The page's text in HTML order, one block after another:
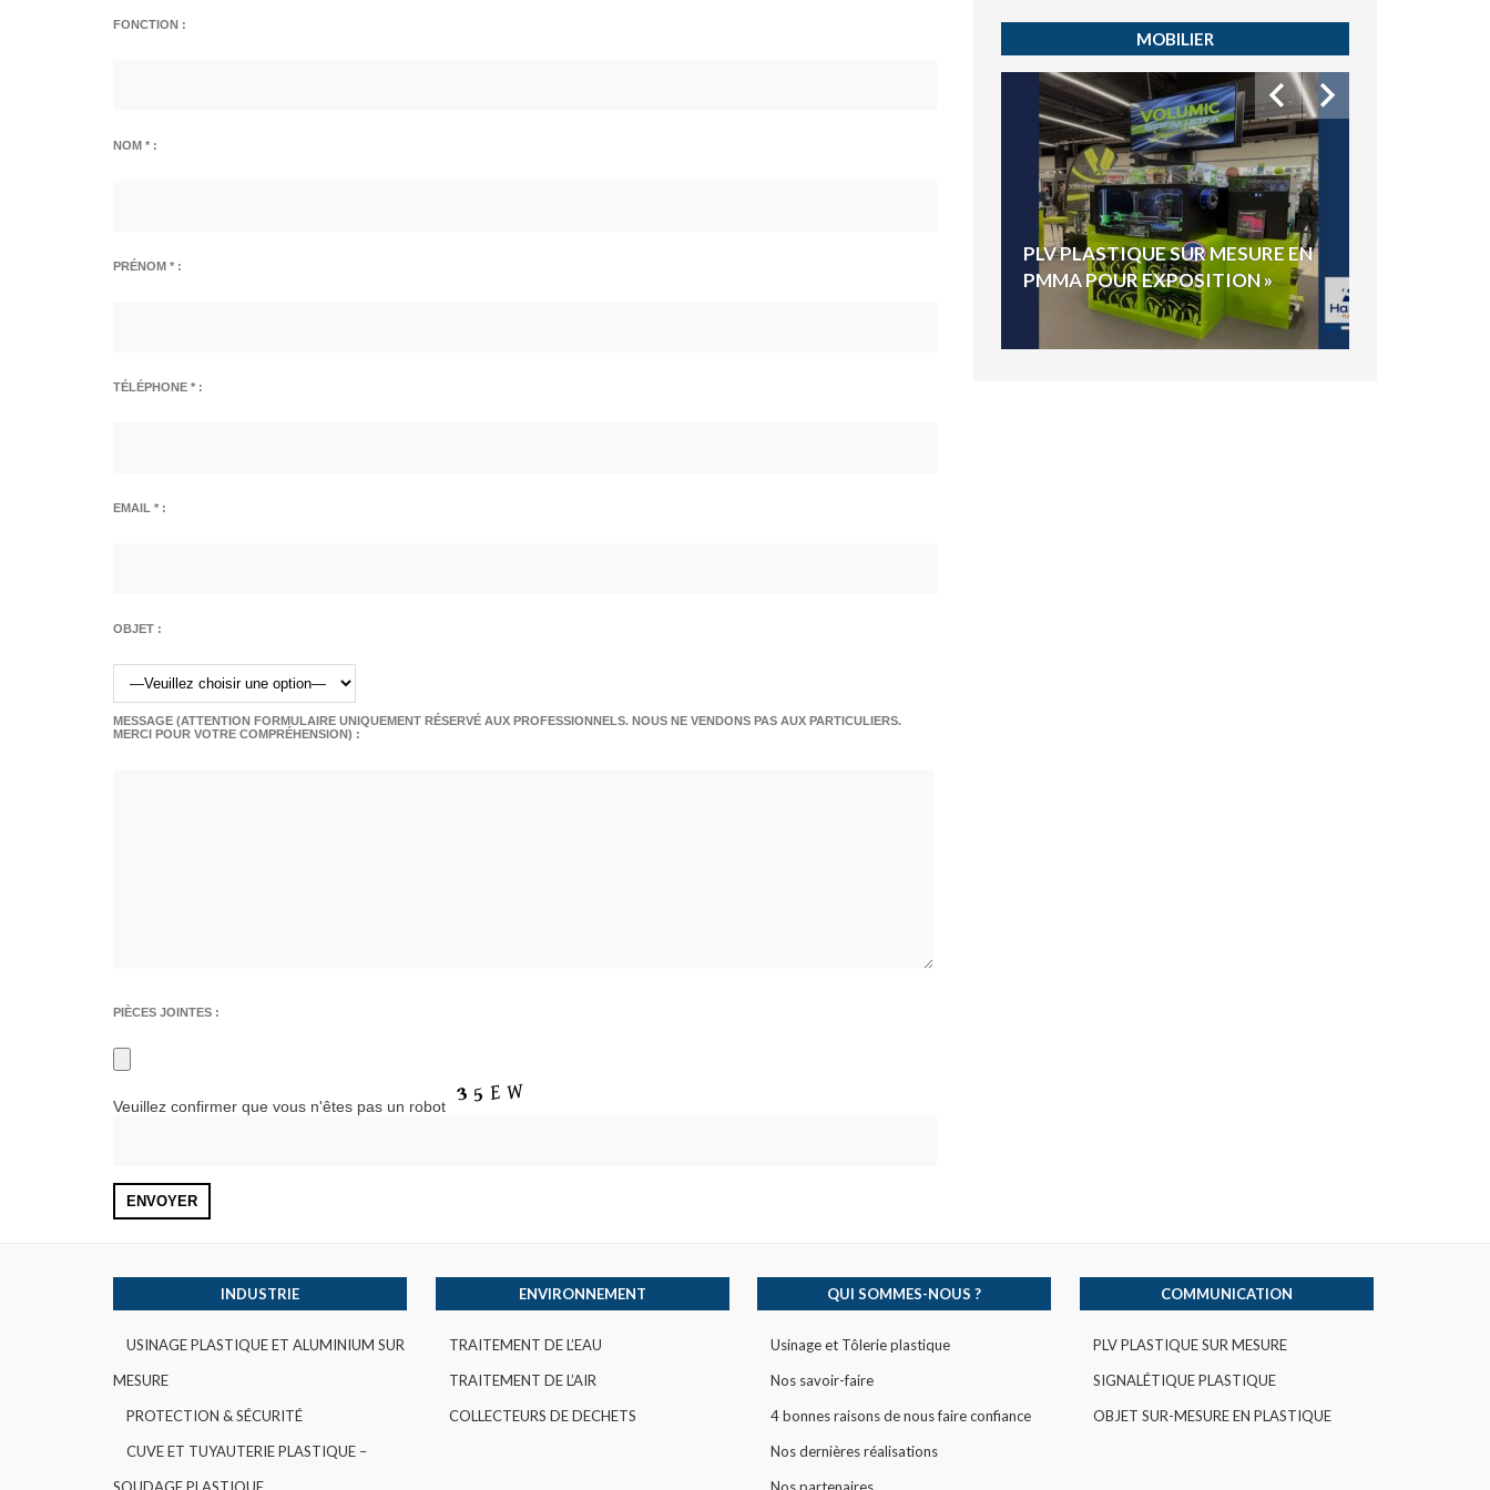
FONCTION :
NOM * :
PRÉNOM * :
TÉLÉPHONE * :
EMAIL * :
OBJET :
MESSAGE (ATTENTION FORMULAIRE UNIQUEMENT RÉSERVÉ AUX PROFESSIONNELS. NOUS NE VENDONS PAS AUX PARTICULIERS.
MERCI POUR VOTRE COMPRÉHENSION) :
PIÈCES JOINTES :
Veuillez confirmer que vous n'êtes pas un robot
MOBILIER
PLV PLASTIQUE SUR MESURE EN
PMMA POUR EXPOSITION »
INDUSTRIE
USINAGE PLASTIQUE ET ALUMINIUM SUR
MESURE
PROTECTION & SÉCURITÉ
CUVE ET TUYAUTERIE PLASTIQUE –
SOUDAGE PLASTIQUE
ENVIRONNEMENT
TRAITEMENT DE L’EAU
TRAITEMENT DE L’AIR
COLLECTEURS DE DECHETS
QUI SOMMES-NOUS ?
Usinage et Tôlerie plastique
Nos savoir-faire
4 bonnes raisons de nous faire confiance
Nos dernières réalisations
Nos partenaires
COMMUNICATION
PLV PLASTIQUE SUR MESURE
SIGNALÉTIQUE PLASTIQUE
OBJET SUR-MESURE EN PLASTIQUE